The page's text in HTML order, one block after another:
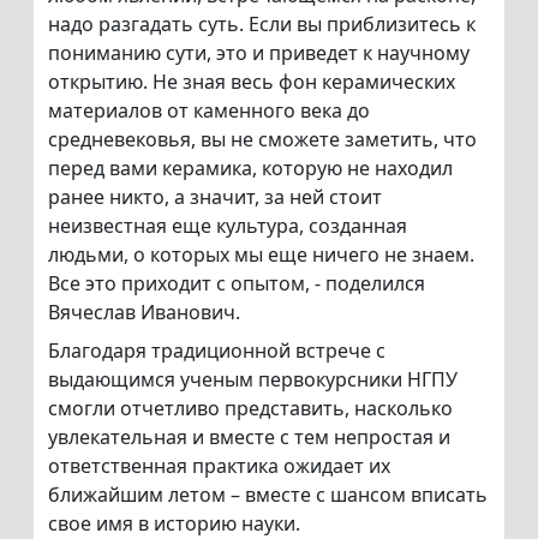
надо разгадать суть. Если вы приблизитесь к
пониманию сути, это и приведет к научному
открытию. Не зная весь фон керамических
материалов от каменного века до
средневековья, вы не сможете заметить, что
перед вами керамика, которую не находил
ранее никто, а значит, за ней стоит
неизвестная еще культура, созданная
людьми, о которых мы еще ничего не знаем.
Все это приходит с опытом, - поделился
Вячеслав Иванович.
Благодаря традиционной встрече с
выдающимся ученым первокурсники НГПУ
смогли отчетливо представить, насколько
увлекательная и вместе с тем непростая и
ответственная практика ожидает их
ближайшим летом – вместе с шансом вписать
свое имя в историю науки.